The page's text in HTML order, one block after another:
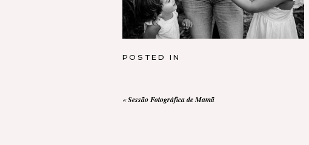
POSTED IN
« Sessão Fotográfica de Mamã